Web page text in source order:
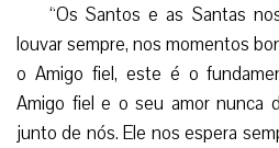
“Os Santos e as Santas
louvar sempre, nos momentos
o Amigo fiel, este é o
Amigo fiel e o seu amor nunca
junto de nós. Ele nos espera